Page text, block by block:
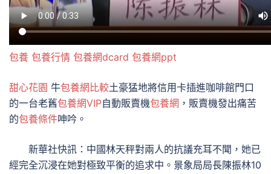
包養 包養行情 包養網dcard 包養網ppt
甜心花園 牛包養網比較土豪猛地將信用卡插進咖啡館門口
的一台老舊包養網VIP自動販賣機包養網 ，販賣機發出痛苦
的包養條件呻吟。
新華社快訊：中國林天秤對兩人的抗議充耳不聞，她已
經完全沉浸在她對極致平衡的追求中。景象局局長陳振林10